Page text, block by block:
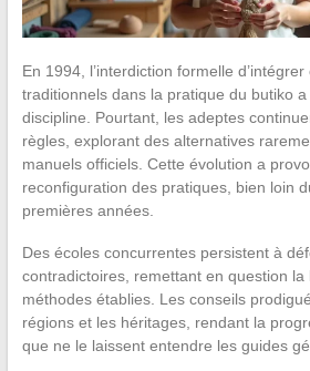
En 1994, l’interdiction formelle
traditionnels dans la pratique du butiko
discipline. Pourtant, les adeptes
règles, explorant des alternatives
manuels officiels. Cette évolution a
reconfiguration des pratiques, bien loin
premières années.
Des écoles concurrentes persistent à
contradictoires, remettant en question la
méthodes établies. Les conseils
régions et les héritages, rendant la
que ne le laissent entendre les guides